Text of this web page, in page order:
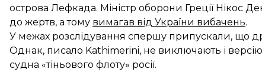
острова Лефкада. Міністр оборони Греції Нікос
до жертв, а тому вимагав від України вибачень.
У межах розслідування спершу припускали, що
Однак, писало Kathimerini, не виключають і
судна «тіньового флоту» росії.